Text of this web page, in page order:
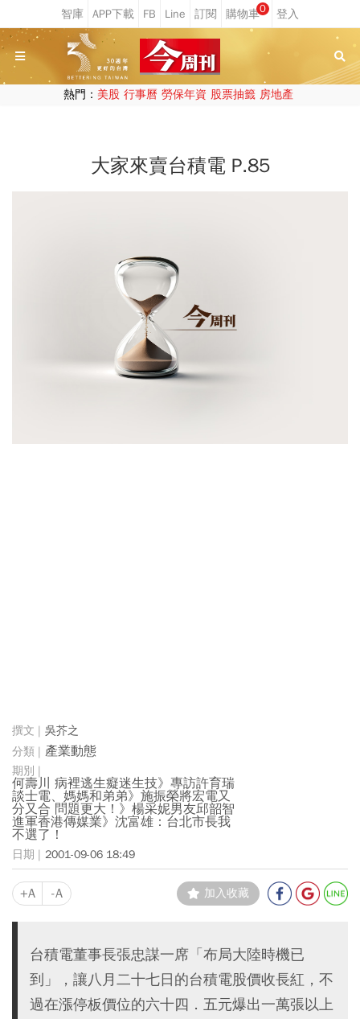
0
熱門： 美股 行事曆 勞保年資 股票抽籤 房地產
大家來賣台積電 P.85
吳芥之
產業動態
何壽川 病裡逃生癡迷生技》專訪許育瑞
談士電、媽媽和弟弟》施振榮將宏電又
分又合 問題更大！》楊采妮男友邱韶智
進軍香港傳媒業》沈富雄：台北市長我
不選了！
2001-09-06 18:49
+A -A 加入收藏
台積電董事長張忠謀一席「布局大陸時機已
到」，讓八月二十七日的台積電股價收長紅，不
過在漲停板價位的六十四．五元爆出一萬張以上